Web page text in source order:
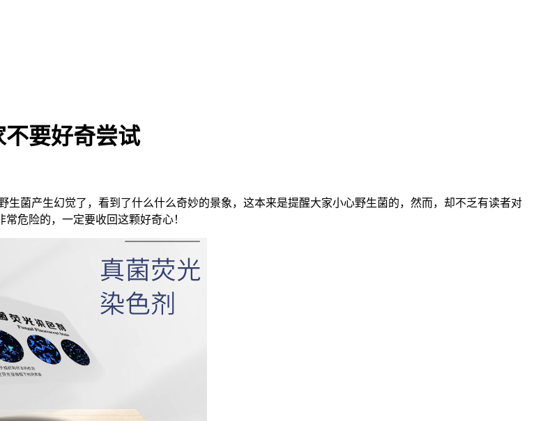
要好奇尝试
菌产生幻觉了，看到了什么什么奇妙的景象，这本来是提醒大家小心野生菌的，然而，却不乏有读者对
危险的，一定要收回这颗好奇心！